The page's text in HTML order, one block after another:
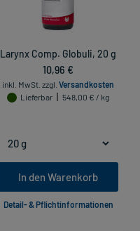
Larynx Comp. Globuli, 20 g
10,96 €
inkl. MwSt. zzgl. Versandkosten
Lieferbar
548,00 € / kg
In den Warenkorb
Detail- & Pflichtinformationen